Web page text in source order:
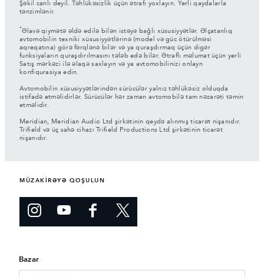
Şəkil canlı deyil. Təhlükəsizlik üçün ətrafı yoxlayın. Yerli qaydalarla
tənzimlənir.
*Əlavə qiymətə əldə edilə bilən istəyə bağlı xüsusiyyətlər. Əlçatanlıq
avtomobilin texniki xüsusiyyətlərinə (model və güc ötürülməsi
aqreqatına) görə fərqlənə bilər və ya quraşdırmaq üçün digər
funksiyaların quraşdırılmasını tələb edə bilər. Ətraflı məlumat üçün yerli
Satış mərkəzi ilə əlaqə saxlayın və ya avtomobilinizi onlayn
konfiqurasiya edin.
Avtomobilin xüsusiyyətlərindən sürücülər yalnız təhlükəsiz olduqda
istifadə etməlidirlər. Sürücülər hər zaman avtomobilə tam nəzarəti təmin
etməlidir.
Meridian, Meridian Audio Ltd şirkətinin qeydə alınmış ticarət nişanıdır.
Trifield və üç sahə cihazı Trifield Productions Ltd şirkətinin ticarət
nişanıdır.
MÜZAKİRƏYƏ QOŞULUN
Bazar